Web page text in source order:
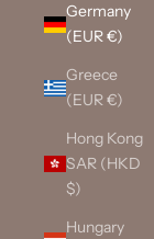
Germany
(EUR €)
Greece
(EUR €)
Hong Kong
SAR (HKD
$)
Hungary